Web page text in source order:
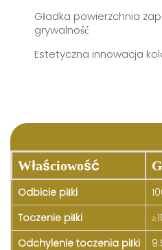
Gładka powierzchnia
grywalność
Estetyczna innowacja
Właściowość
Odbicie piłki
Toczenie piłki
Odchylenie toczenia piłki